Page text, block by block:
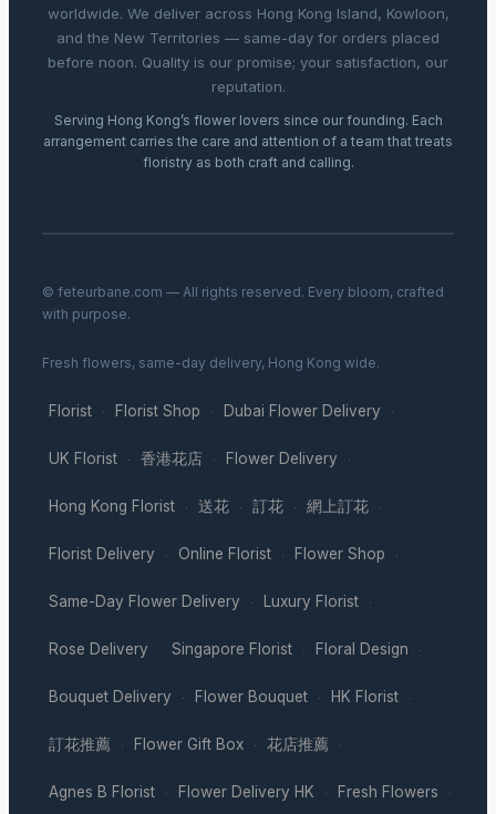
worldwide. We deliver across Hong Kong Island, Kowloon,
and the New Territories — same-day for orders placed
before noon. Quality is our promise; your satisfaction, our
reputation.
Serving Hong Kong’s flower lovers since our founding. Each
arrangement carries the care and attention of a team that treats
floristry as both craft and calling.
© feteurbane.com — All rights reserved. Every bloom, crafted
with purpose.
Fresh flowers, same-day delivery, Hong Kong wide.
Florist · Florist Shop · Dubai Flower Delivery ·
UK Florist · 香港花店 · Flower Delivery ·
Hong Kong Florist · 送花 · 訂花 · 網上訂花 ·
Florist Delivery · Online Florist · Flower Shop ·
Same-Day Flower Delivery · Luxury Florist ·
Rose Delivery · Singapore Florist · Floral Design ·
Bouquet Delivery · Flower Bouquet · HK Florist ·
訂花推薦 · Flower Gift Box · 花店推薦 ·
Agnes B Florist · Flower Delivery HK · Fresh Flowers ·